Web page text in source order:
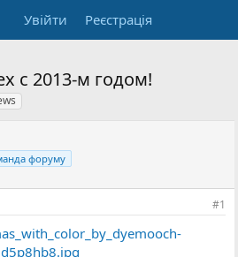
Увійти Реєстрація
с 2013-м годом!
форуму
#1